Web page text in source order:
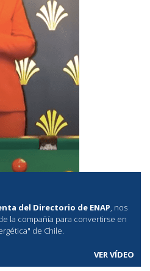
del Directorio de ENAP , nos
la compañía para convertirse en
de Chile.
VER VÍDEO